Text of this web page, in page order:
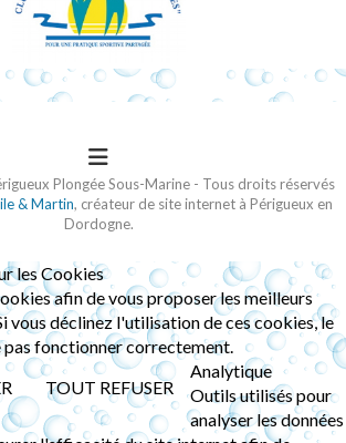
Plongée Sous-Marine - Tous droits réservés
& Martin, créateur de site internet à Périgueux en
Dordogne.
les Cookies
afin de vous proposer les meilleurs
vous déclinez l'utilisation de ces cookies, le
fonctionner correctement.
TOUT REFUSER
Analytique
Outils utilisés pour
analyser les données